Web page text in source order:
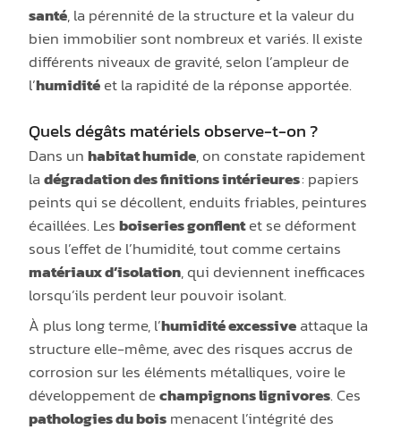
santé, la pérennité de la structure et la valeur du
bien immobilier sont nombreux et variés. Il existe
différents niveaux de gravité, selon l’ampleur de
l’humiditéet la rapidité de la réponse apportée.
Quels dégâts matériels observe-t-on ?
Dans unhabitat humide, on constate rapidement
ladégradation des finitions intérieures: papiers
peints qui se décollent, enduits friables, peintures
écaillées. Lesboiseries gonflentet se déforment
sous l’effet de l’humidité, tout comme certains
matériaux d’isolation, qui deviennent inefficaces
lorsqu’ils perdent leur pouvoir isolant.
À plus long terme, l’humidité excessiveattaque la
structure elle-même, avec des risques accrus de
corrosion sur les éléments métalliques, voire le
développement dechampignons lignivores. Ces
pathologies du boismenacent l’intégrité des